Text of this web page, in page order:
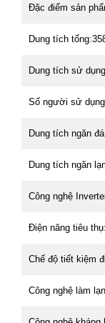
Đặc điểm sản
Dung tích
Dung tích sử
Số người sử
Dung tích ngăn
Dung tích ngăn
Công nghệ
Điện năng tiêu
Chế độ tiết kiệm
Công nghệ làm